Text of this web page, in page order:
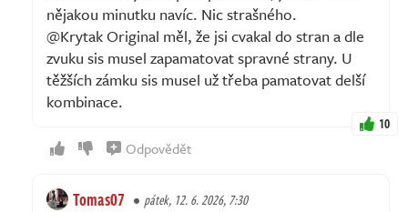
nějakou minutku navíc. Nic strašného.
@Krytak Original měl, že jsi cvakal do stran a dle
zvuku sis musel zapamatovat spravné strany. U
těžších zámku sis musel už třeba pamatovat delší
kombinace.
10
Odpovědět
Tomas07 pátek, 12. 6. 2026, 7:30